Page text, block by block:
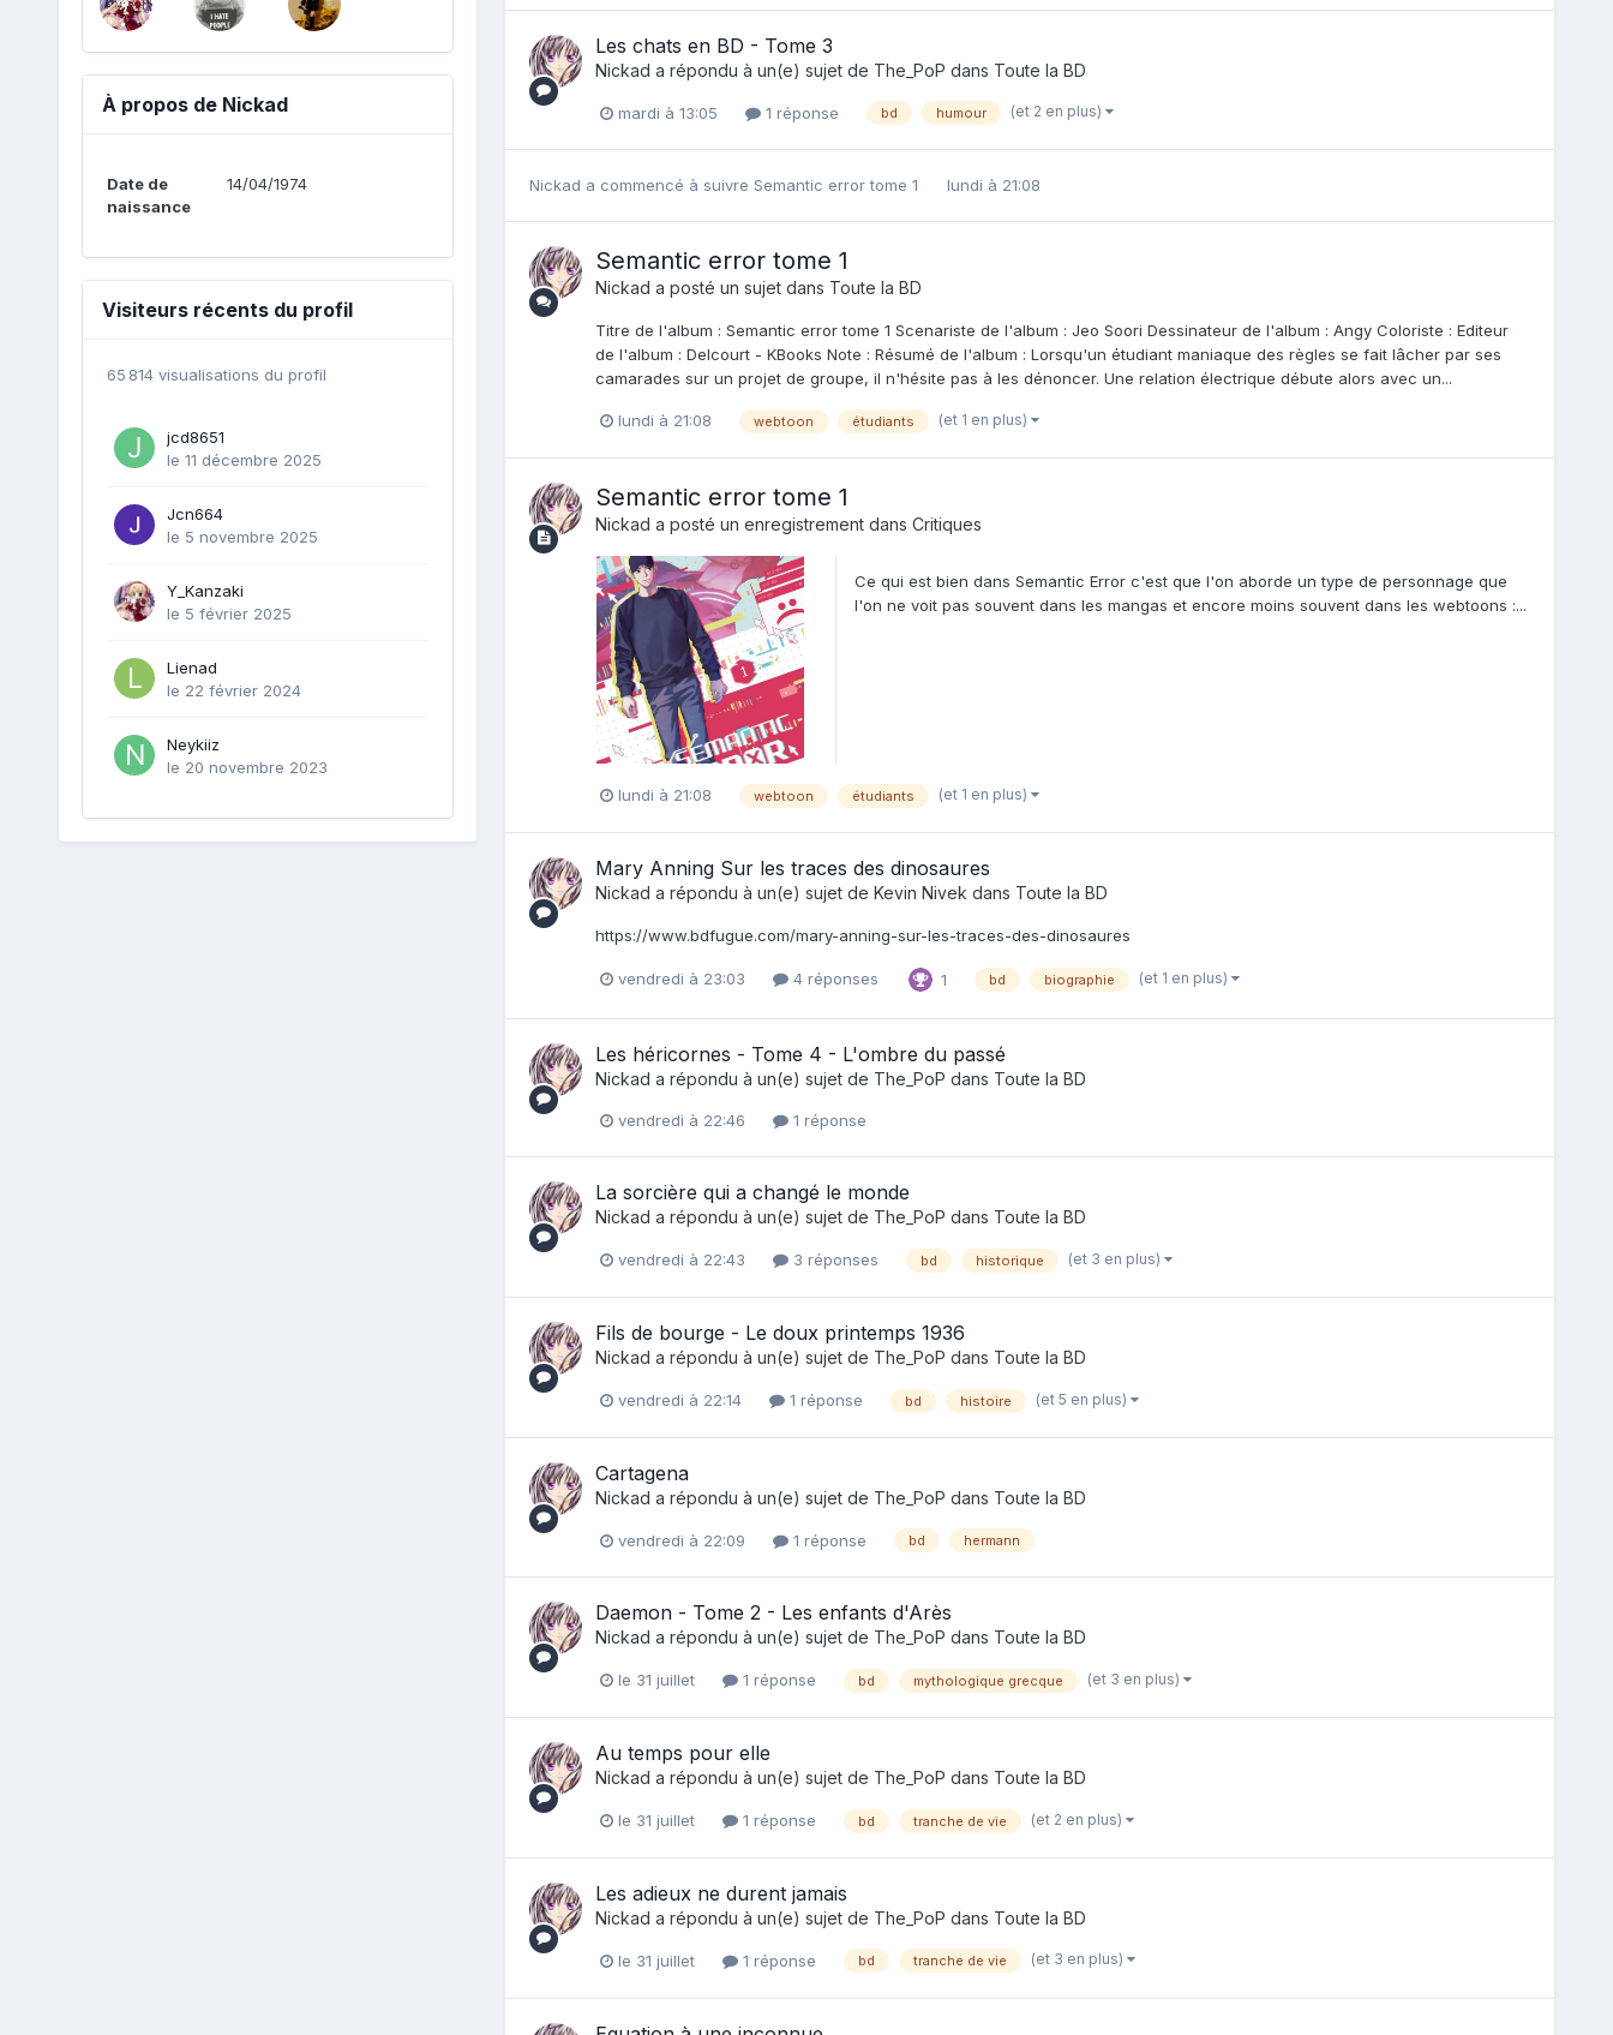
À propos de Nickad
Date de
naissance
14/04/1974
Visiteurs récents du profil
65 814 visualisations du profil
jcd8651
le 11 décembre 2025
Jcn664
le 5 novembre 2025
Y_Kanzaki
le 5 février 2025
Lienad
le 22 février 2024
Neykiiz
le 20 novembre 2023
Les chats en BD - Tome 3
Nickad a répondu à un(e) sujet de The_PoP dans Toute la BD
mardi à 13:05 1 réponse bd humour (et 2 en plus)
Nickad a commencé à suivre Semantic error tome 1 lundi à 21:08
Semantic error tome 1
Nickad a posté un sujet dans Toute la BD
Titre de l'album : Semantic error tome 1 Scenariste de l'album : Jeo Soori Dessinateur de l'album : Angy Coloriste : Editeur
de l'album : Delcourt - KBooks Note : Résumé de l'album : Lorsqu'un étudiant maniaque des règles se fait lâcher par ses
camarades sur un projet de groupe, il n'hésite pas à les dénoncer. Une relation électrique débute alors avec un...
lundi à 21:08 webtoon étudiants (et 1 en plus)
Semantic error tome 1
Nickad a posté un enregistrement dans Critiques
Ce qui est bien dans Semantic Error c'est que l'on aborde un type de personnage que
l'on ne voit pas souvent dans les mangas et encore moins souvent dans les webtoons :...
lundi à 21:08 webtoon étudiants (et 1 en plus)
Mary Anning Sur les traces des dinosaures
Nickad a répondu à un(e) sujet de Kevin Nivek dans Toute la BD
https://www.bdfugue.com/mary-anning-sur-les-traces-des-dinosaures
vendredi à 23:03 4 réponses 1 bd biographie (et 1 en plus)
Les héricornes - Tome 4 - L'ombre du passé
Nickad a répondu à un(e) sujet de The_PoP dans Toute la BD
vendredi à 22:46 1 réponse
La sorcière qui a changé le monde
Nickad a répondu à un(e) sujet de The_PoP dans Toute la BD
vendredi à 22:43 3 réponses bd historique (et 3 en plus)
Fils de bourge - Le doux printemps 1936
Nickad a répondu à un(e) sujet de The_PoP dans Toute la BD
vendredi à 22:14 1 réponse bd histoire (et 5 en plus)
Cartagena
Nickad a répondu à un(e) sujet de The_PoP dans Toute la BD
vendredi à 22:09 1 réponse bd hermann
Daemon - Tome 2 - Les enfants d'Arès
Nickad a répondu à un(e) sujet de The_PoP dans Toute la BD
le 31 juillet 1 réponse bd mythologique grecque (et 3 en plus)
Au temps pour elle
Nickad a répondu à un(e) sujet de The_PoP dans Toute la BD
le 31 juillet 1 réponse bd tranche de vie (et 2 en plus)
Les adieux ne durent jamais
Nickad a répondu à un(e) sujet de The_PoP dans Toute la BD
le 31 juillet 1 réponse bd tranche de vie (et 3 en plus)